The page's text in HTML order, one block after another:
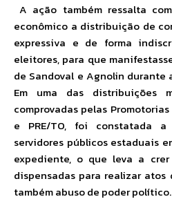
A ação também ressalta
econômico a distribuição de
expressiva e de forma
eleitores, para que
de Sandoval e Agnolin durante
Em uma das distribuições
comprovadas pelas
e PRE/TO, foi constatada
servidores públicos estaduais
expediente, o que leva a
dispensadas para realizar atos
também abuso de poder político.